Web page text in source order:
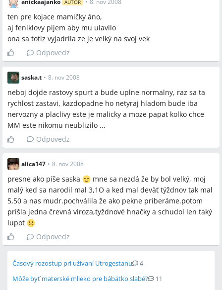
anickaajanko AUTOR • 8. nov 2008
ten pre kojace mamičky áno,
aj feniklovy pijem aby mu ulavilo
ona sa totiz vyjadrila ze je velký na svoj vek
Odpovedz
saska.t • 8. nov 2008
neboj dojde rastovy spurt a bude uplne normalny, raz sa ta
rychlost zastavi, kazdopadne ho netyraj hladom bude iba
nervozny a placlivy este je malicky a moze papat kolko chce
MM este nikomu neublizilo ...
Odpovedz
alica147 • 8. nov 2008
presne ako píše saska
mne sa nezdá že by bol velký, moj
malý ked sa narodil mal 3,1O a ked mal deväť týždnov tak mal
5,50 a nas mudr.pochválila že ako pekne priberáme.potom
prišla jedna črevná viroza,tyždnové hnačky a schudol len taký
lupot
Odpovedz
Časový rozostup pri užívaní Utrogestanu 4
Môže byť materské mlieko pre bábätko slabé?
11